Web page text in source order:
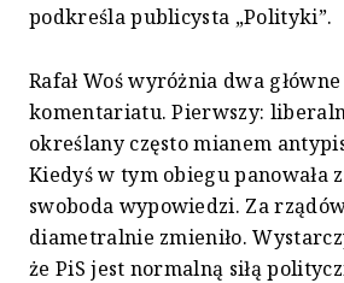
podkreśla publicysta „Polityki”.
Rafał Woś wyróżnia dwa
komentariatu. Pierwszy:
określany często mianem
Kiedyś w tym obiegu panowała
swoboda wypowiedzi. Za
diametralnie zmieniło.
że PiS jest normalną siłą